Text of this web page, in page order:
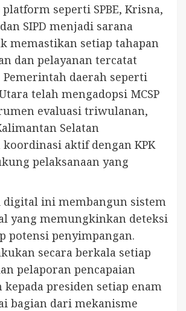
platform seperti SPBE, Krisna,
dan SIPD menjadi sarana
memastikan setiap tahapan
dan pelayanan tercatat
Pemerintah daerah seperti
telah mengadopsi MCSP
evaluasi triwulanan,
Selatan
aktif dengan KPK
pelaksanaan yang
digital ini membangun sistem
yang memungkinkan deteksi
potensi penyimpangan.
secara berkala setiap
pelaporan pencapaian
kepada presiden setiap enam
bagian dari mekanisme